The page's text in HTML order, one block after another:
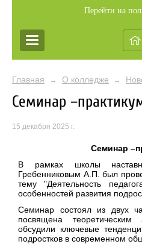
Перейти на
Главная → О колледже →
Семинар
15 декабря 2025 г.
Семинар
В рамках школы
Гребенниковым А.П. был
тему"Деятельность
особенностей развития
Семинар состоял из двух
посвящена теоретическим
обсудили ключевые
подростков в современном